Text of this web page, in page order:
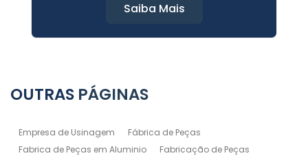
Saiba Mais
OUTRAS PÁGINAS
Empresa de Usinagem
Fábrica de Peças
Fabrica de Peças em Aluminio
Fabricação de Peças